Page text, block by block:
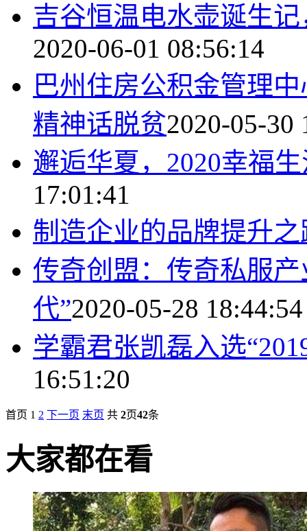
吉谷恒温电水壶诞生
2020-06-01 08:56:14
巴州住房公积金管理
精神话脱贫2020-05-30
邂逅华夏，2020幸福
17:01:41
制造企业的品牌提升之
传奇创盟：传奇私服
代”2020-05-28 18:44:54
学霸君张凯磊入选
16:51:20
首页 1 2 下一页 末页 共 2页42条
大家都在看